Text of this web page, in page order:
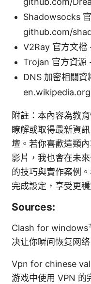
Shadowsocks
github.com/
V2Ray 官方文檔
Trojan 官方資
DNS 加密相關資
附註：本內容為教
瞭解或取得最新資
壇。若你喜歡這類
影片，我也會在未
的技巧與實作案例
完成設定，享受更
Sources:
Clash for windows
决让你瞬间恢复网
Vpn for chinese
游戏中使用 VPN 的